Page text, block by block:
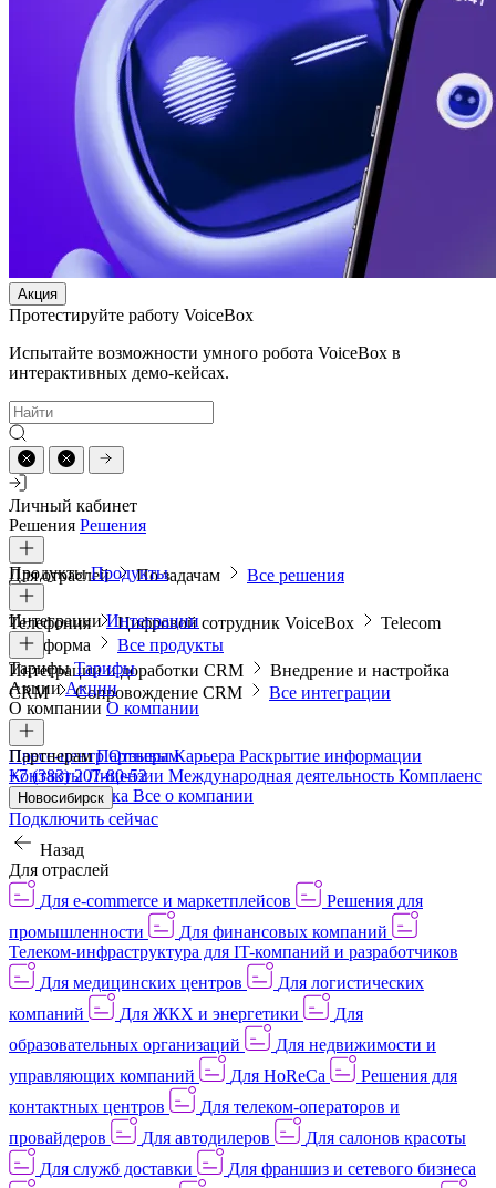
Акция
Протестируйте работу VoiceBox
Испытайте возможности умного робота VoiceBox в
интерактивных демо-кейсах.
Личный кабинет
Решения Решения
Для отраслей По задачам Все решения
ПродуктыПродукты
Телефония Цифровой сотрудник VoiceBox
Telecom
платформа
Все продукты
ИнтеграцииИнтеграции
Интеграции и доработки CRM
Внедрение и настройка
CRM
Сопровождение CRM Все интеграции
ТарифыТарифы
АкцииАкции
О компании О компании
Пресс-центрОтзывыКарьера Раскрытие информации
КонтактыЛицензии Международная деятельность Комплаенс
и деловая этика Все о компании
ПартнерамПартнерам
+7 (383) 207-80-52
Новосибирск
Подключить сейчас
Назад
Для отраслей
Для e-commerce и маркетплейсов
Решения для
промышленности
Для финансовых компаний
Телеком-инфраструктура для IT-компаний и разработчиков
Для медицинских центров
Для логистических
компаний
Для ЖКХ и энергетики
Для
образовательных организаций
Для недвижимости и
управляющих компаний
Для HoReCa
Решения для
контактных центров
Для телеком-операторов и
провайдеров
Для автодилеров
Для салонов красоты
Для служб доставки
Для франшиз и сетевого бизнеса